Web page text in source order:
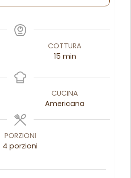
COTTURA
15 min
CUCINA
Americana
PORZIONI
4 porzioni